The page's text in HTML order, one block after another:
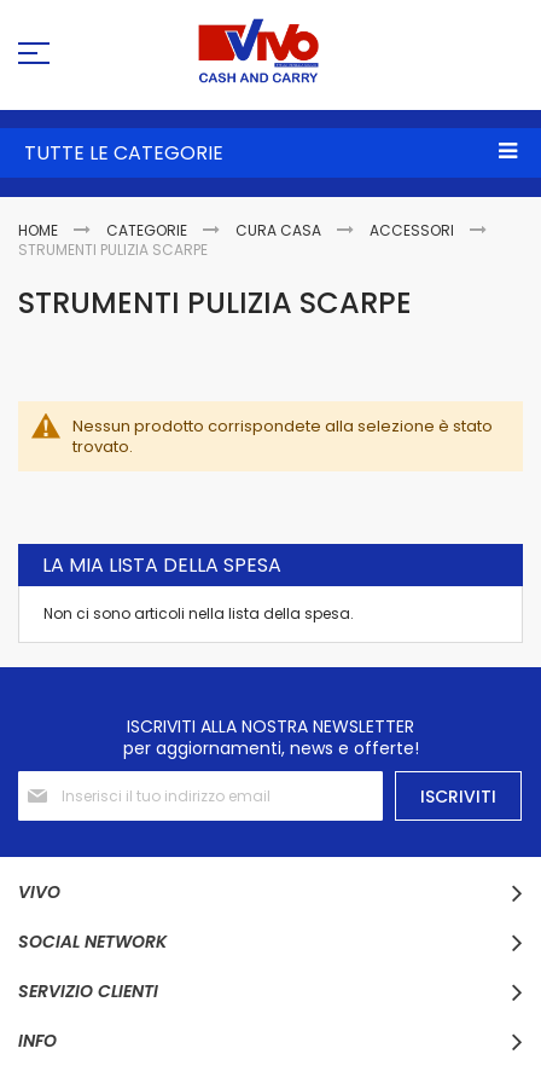
TUTTE LE CATEGORIE
HOME CATEGORIE CURA CASA
ACCESSORI
STRUMENTI PULIZIA SCARPE
STRUMENTI PULIZIA SCARPE
Nessun prodotto corrispondete alla selezione è stato
trovato.
LA MIA LISTA DELLA SPESA
Non ci sono articoli nella lista della spesa.
ISCRIVITI ALLA NOSTRA NEWSLETTER
per aggiornamenti, news e offerte!
Iscriviti
alla
nostra
ISCRIVITI
VIVO
SOCIAL NETWORK
SERVIZIO CLIENTI
INFO